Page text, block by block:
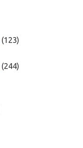
(123)
(244)